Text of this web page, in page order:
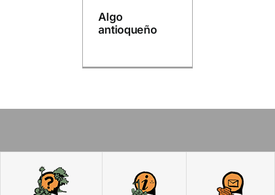
Algo
antioqueño